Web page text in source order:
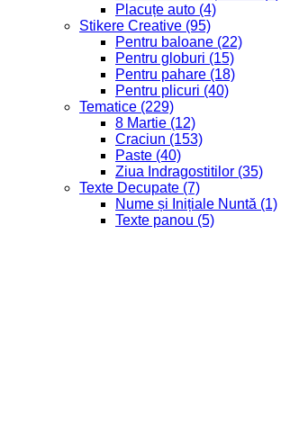
Placuțe auto (4)
Stikere Creative (95)
Pentru baloane (22)
Pentru globuri (15)
Pentru pahare (18)
Pentru plicuri (40)
Tematice (229)
8 Martie (12)
Craciun (153)
Paste (40)
Ziua Indragostitilor (35)
Texte Decupate (7)
Nume și Inițiale Nuntă (1)
Texte panou (5)